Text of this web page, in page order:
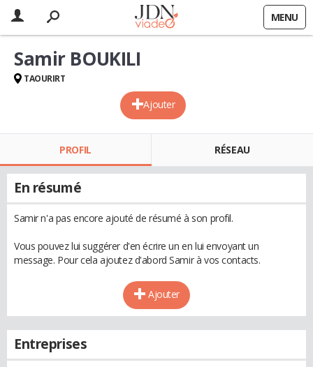
MENU
Ajouter
Samir BOUKILI
TAOURIRT
PROFIL RÉSEAU
En résumé
Samir n'a pas encore ajouté de résumé à son profil.
Vous pouvez lui suggérer d'en écrire un en lui envoyant un
message. Pour cela ajoutez d'abord Samir à vos contacts.
Ajouter
Entreprises